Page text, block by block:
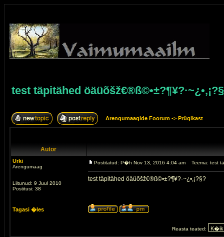
test täpitähed
Arengumaagide Foorum -> Prügikast
Autor
Urki
Arengumaag
Liitunud: 9 Juul 2010
Postitusi: 38
Postitatud: P�h Nov 13, 2016 4:04 am Teema: test
test täpitähed öäüõšž€®ß©•±?¶¥?·~¿•,¡?§?
Tagasi �les
Reasta teated: